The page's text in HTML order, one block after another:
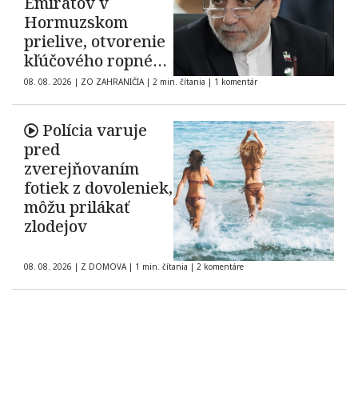
Hormuzskom
prielive, otvorenie
kľúčového ropného
koridoru ostáva
neisté
08. 08. 2026 | ZO ZAHRANIČIA | 2 min. čítania | 1 komentár
Polícia varuje
pred
zverejňovaním
fotiek z dovoleniek,
môžu prilákať
zlodejov
08. 08. 2026 | Z DOMOVA | 1 min. čítania | 2 komentáre